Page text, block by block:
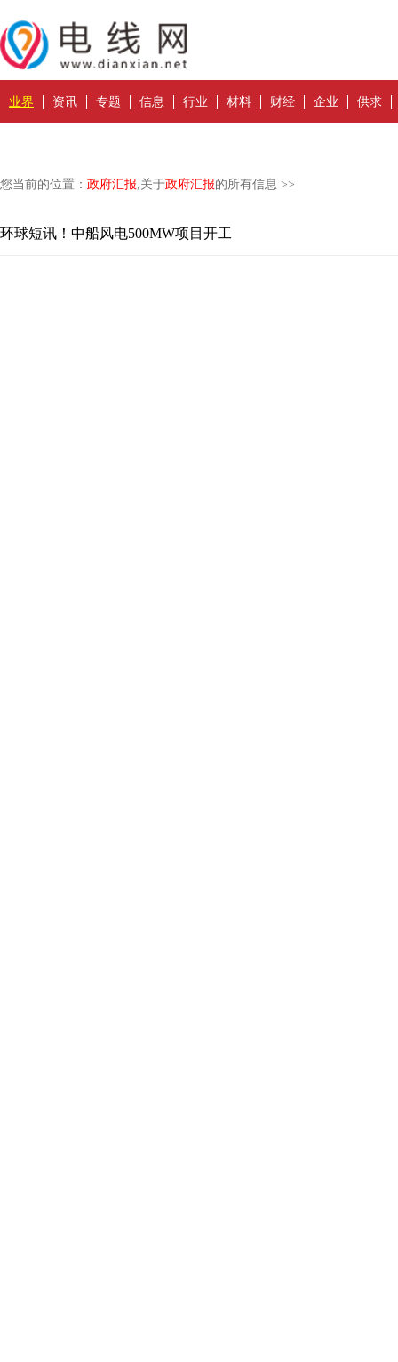
业界 资讯 专题 信息 行业 材料 财经 企业 供求
您当前的位置： 政府汇报,关于政府汇报的所有信息 >>
环球短讯！中船风电500MW项目开工